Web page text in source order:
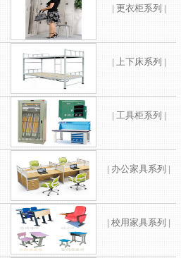
| 更衣柜系列 |
| 上下床系列 |
| 工具柜系列 |
| 办公家具系列 |
| 校用家具系列 |